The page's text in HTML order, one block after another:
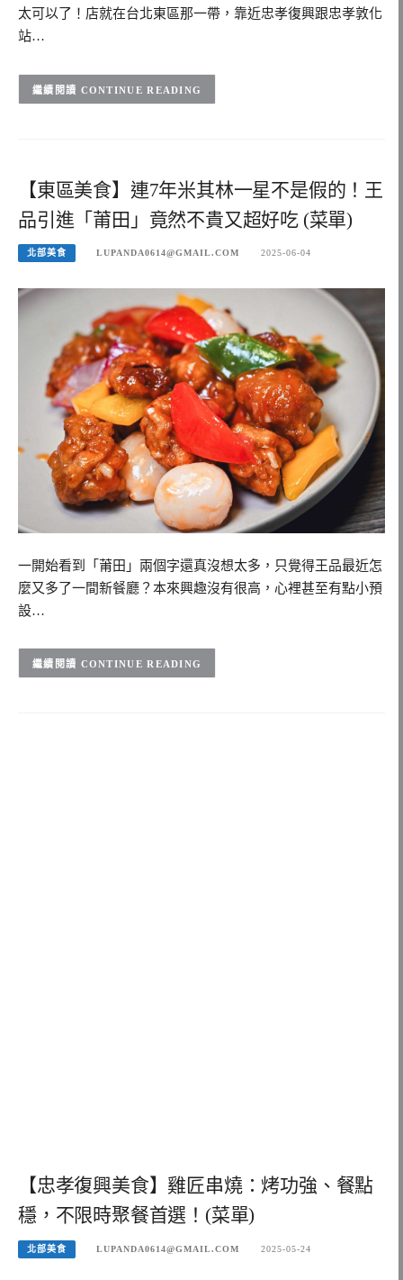
太可以了！店就在台北東區那一帶，靠近忠孝復興跟忠孝敦化
站…
CONTINUE READING
【東區美食】連7年米其林一星不是假的！王
品引進「莆田」竟然不貴又超好吃 (菜單)
北部美食 LUPANDA0614@GMAIL.COM 2025-06-04
一開始看到「莆田」兩個字還真沒想太多，只覺得王品最近怎
麼又多了一間新餐廳？本來興趣沒有很高，心裡甚至有點小預
設…
CONTINUE READING
【忠孝復興美食】雞匠串燒：烤功強、餐點
穩，不限時聚餐首選！(菜單)
北部美食 LUPANDA0614@GMAIL.COM 2025-05-24